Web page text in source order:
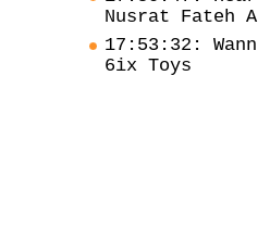
Nusrat Fateh
17:53:32:
6ix Toys